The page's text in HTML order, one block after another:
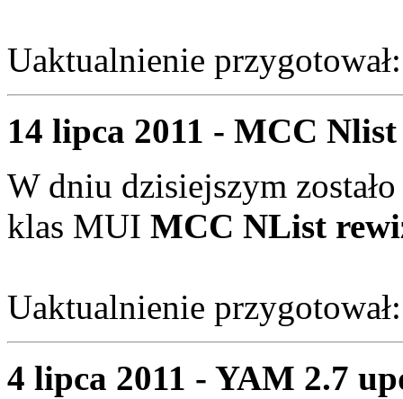
Uaktualnienie
14 lipca 2011 - MCC
W dniu dzisiejszym
klas MUI MCC NList
Uaktualnienie
4 lipca 2011 - YAM 2.7